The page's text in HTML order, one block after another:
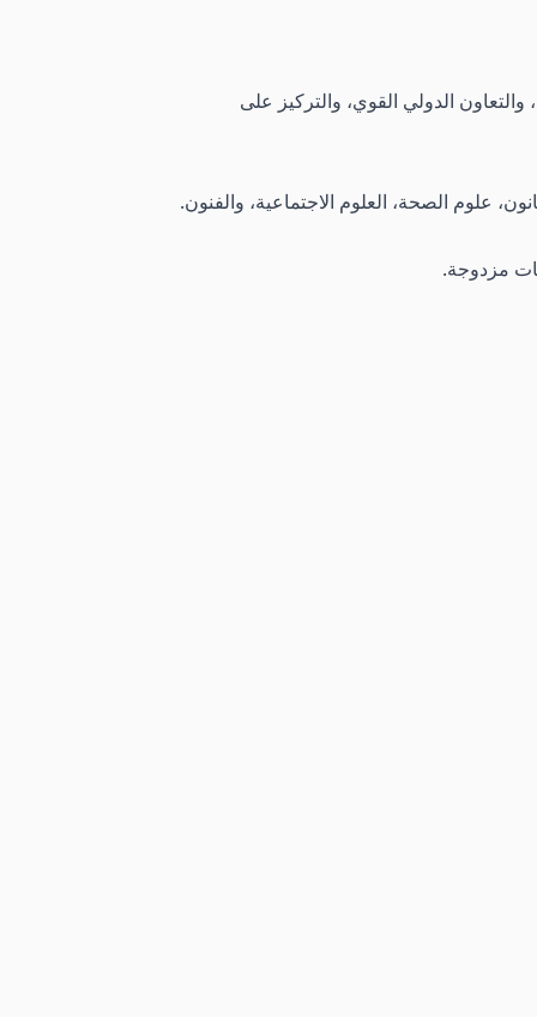
تُعرف بنهجها المبتكر في التعليم، والتعاون الدولي القوي، والتركيز على
علوم الصحة، العلوم الاجتماعية، والفنون.
مزدوجة.